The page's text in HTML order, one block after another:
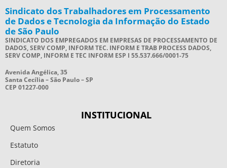
Sindicato dos Trabalhadores em Processamento
de Dados e Tecnologia da Informação do Estado
de São Paulo
SINDICATO DOS EMPREGADOS EM EMPRESAS DE PROCESSAMENTO DE
DADOS, SERV COMP, INFORM TEC. INFORM E TRAB PROCESS DADOS,
SERV COMP, INFORM E TEC INFORM ESP I 55.537.666/0001-75
Avenida Angélica, 35
Santa Cecília – São Paulo – SP
CEP 01227-000
INSTITUCIONAL
Quem Somos
Estatuto
Diretoria